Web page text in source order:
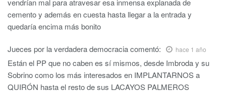
vendrían mal para atravesar esa inmensa explanada de
cemento y además en cuesta hasta llegar a la entrada y
quedaría encima más bonito
Jueces por la verdadera democraciacomentó: hace 1 año
Están el PP que no caben es sí mismos, desde Imbroda y su
Sobrino como los más interesados en IMPLANTARNOS a
QUIRÓN hasta el resto de sus LACAYOS PALMEROS